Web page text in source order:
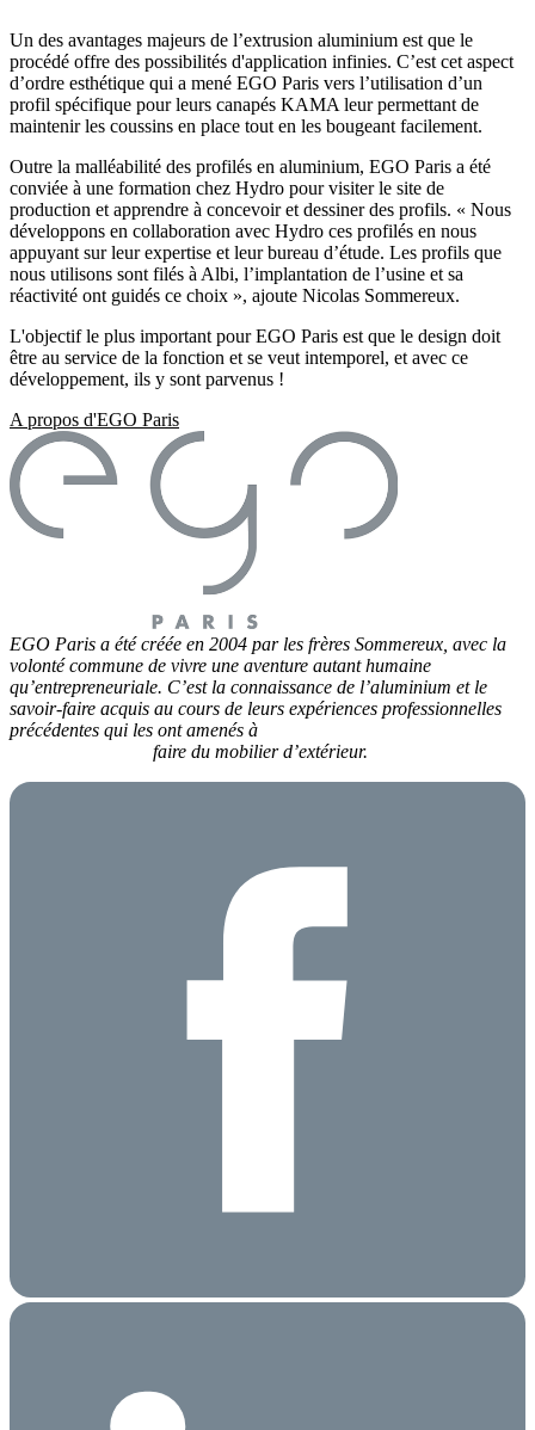
Un des avantages majeurs de l’extrusion aluminium est que le
procédé offre des possibilités d'application infinies. C’est cet aspect
d’ordre esthétique qui a mené EGO Paris vers l’utilisation d’un
profil spécifique pour leurs canapés KAMA leur permettant de
maintenir les coussins en place tout en les bougeant facilement.
Outre la malléabilité des profilés en aluminium, EGO Paris a été
conviée à une formation chez Hydro pour visiter le site de
production et apprendre à concevoir et dessiner des profils. « Nous
développons en collaboration avec Hydro ces profilés en nous
appuyant sur leur expertise et leur bureau d’étude. Les profils que
nous utilisons sont filés à Albi, l’implantation de l’usine et sa
réactivité ont guidés ce choix », ajoute Nicolas Sommereux.
L'objectif le plus important pour EGO Paris est que le design doit
être au service de la fonction et se veut intemporel, et avec ce
développement, ils y sont parvenus !
A propos d'EGO Paris
EGO Paris a été créée en 2004 par les frères Sommereux, avec la
volonté commune de vivre une aventure autant humaine
qu’entrepreneuriale. C’est la connaissance de l’aluminium et le
savoir-faire acquis au cours de leurs expériences professionnelles
précédentes qui les ont amenés à
faire du mobilier d’extérieur.